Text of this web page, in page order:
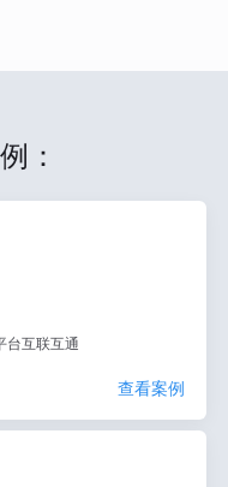
：
台互联互通
查看案例